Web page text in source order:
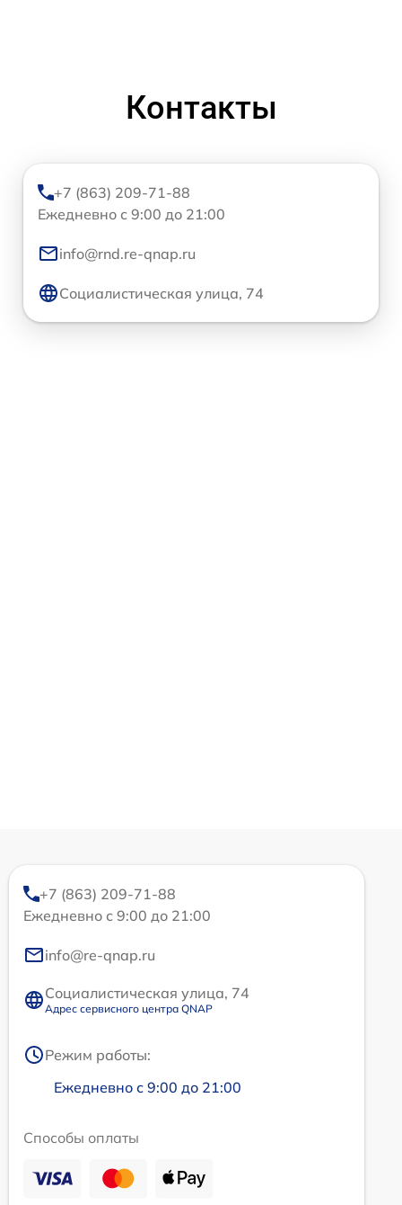
Контакты
+7 (863) 209-71-88
Ежедневно с 9:00 до 21:00
info@rnd.re-qnap.ru
Социалистическая улица, 74
+7 (863) 209-71-88
Ежедневно с 9:00 до 21:00
info@re-qnap.ru
Социалистическая улица, 74
Адрес сервисного центра QNAP
Режим работы:
Ежедневно с 9:00 до 21:00
Способы оплаты